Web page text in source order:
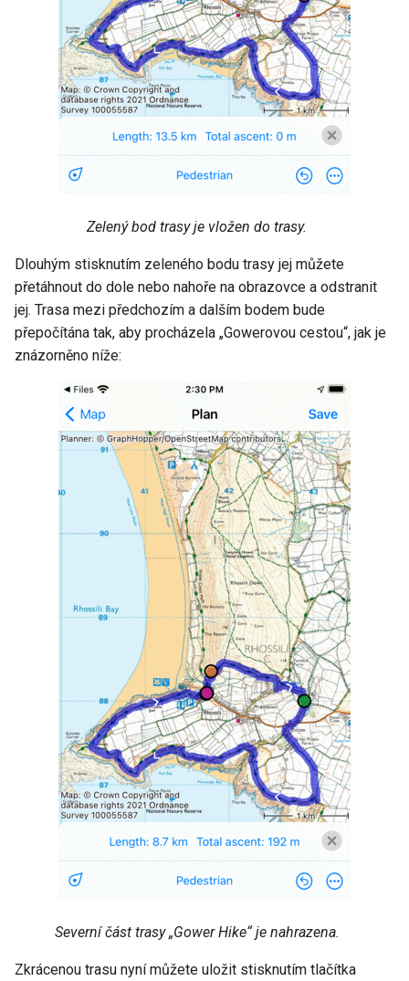
Zelený bod trasy je vložen do trasy.
Dlouhým stisknutím zeleného bodu trasy jej můžete
přetáhnout do dole nebo nahoře na obrazovce a odstranit
jej. Trasa mezi předchozím a dalším bodem bude
přepočítána tak, aby procházela „Gowerovou cestou“, jak je
znázorněno níže:
Severní část trasy „Gower Hike“ je nahrazena.
Zkrácenou trasu nyní můžete uložit stisknutím tlačítka